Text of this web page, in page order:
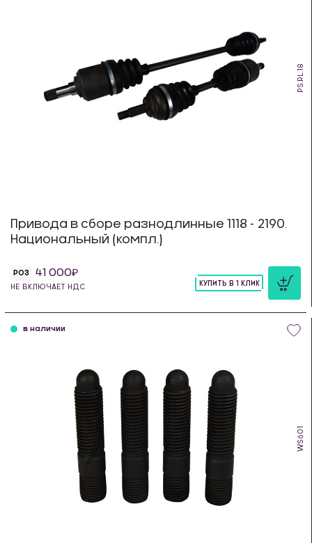
PS.RL.18
Привода в сборе разнодлинные 1118 - 2190.
Национальный (компл.)
РОЗ 41 000
НЕ ВКЛЮЧАЕТ НДС
КУПИТЬ В 1 КЛИК
WS601
в наличии